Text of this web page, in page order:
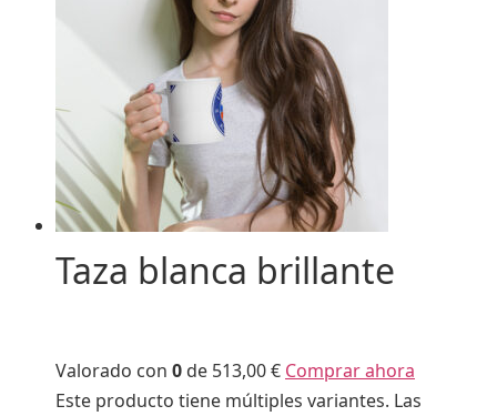
Taza blanca brillante
Valorado con 0 de 513,00 € Comprar ahora
Este producto tiene múltiples variantes. Las